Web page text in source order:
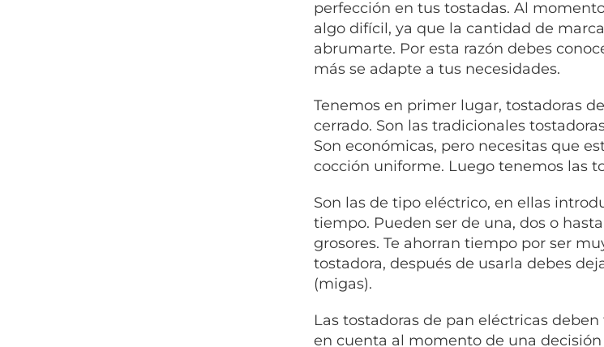
perfección en tus tostadas. Al
algo difícil, ya que la cantidad de
abrumarte. Por esta razón debes
más se adapte a tus necesidades.
Tenemos en primer lugar, tostadoras
cerrado. Son las tradicionales
Son económicas, pero necesitas que
cocción uniforme. Luego tenemos las
Son las de tipo eléctrico, en ellas
tiempo. Pueden ser de una, dos o
grosores. Te ahorran tiempo por ser
tostadora, después de usarla debes
(migas).
Las tostadoras de pan eléctricas
en cuenta al momento de una